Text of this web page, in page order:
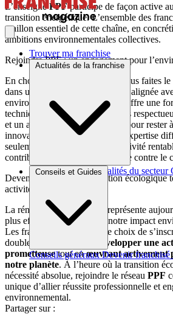
Trouver ma franchise
Actualités de la franchise
Brèves et actus Actualités du secteur
Conseils et Guides
Conseils généraux Devenir franchisé
L’enseignePPFparticipe de façon active
transition énergétique. L’ensemble des
maillon essentiel de cette chaîne, en
ambitions environnementales collectives.
Rejoindre PPF : un engagement pour
En choisissant le réseau
, vous faites
dans une activité professionnelle alignée
environnementales fortes.PPF
offre une
techniques de rénovation les plus
et un accompagnement continu pour rester
innovations écologiques. Cette expertise
seulement de développer une activité
contribuer concrètement à la lutte contre le
Devenez acteur de la transition écologique
activité !
La rénovation énergétique représente
plus efficaces pour réduire notre impact
Les franchisé
on fait le choix de
doublement vertueuse :
développer une
prometteusetout enœuvrant activement
notre planète. À l’heure où la transition
nécessité absolue, rejoindre le réseau PPF
unique d’allier réussite professionnelle et
environnemental.
Partager sur :